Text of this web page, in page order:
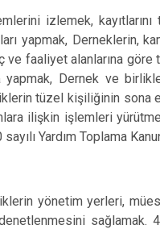
izlemek,
yapmak, Derneklerin,
ve faaliyet alanlarına
yapmak, Dernek ve
tüzel kişiliğinin
ilişkin işlemleri
Yardım Toplama
yönetim yerleri,
sağlamak.